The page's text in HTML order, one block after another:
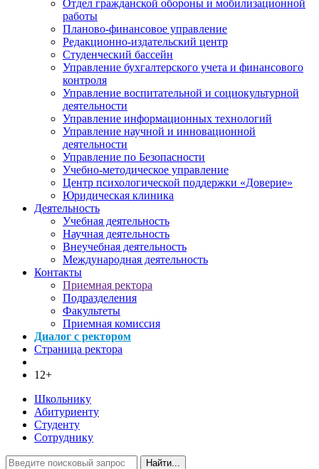
Отдел гражданской обороны и мобилизационной
работы
Планово-финансовое управление
Редакционно-издательский центр
Студенческий бассейн
Управление бухгалтерского учета и финансового
контроля
Управление воспитательной и социокультурной
деятельности
Управление информационных технологий
Управление научной и инновационной
деятельности
Управление по Безопасности
Учебно-методическое управление
Центр психологической поддержки «Доверие»
Юридическая клиника
Деятельность
Учебная деятельность
Научная деятельность
Внеучебная деятельность
Международная деятельность
Контакты
Приемная ректора
Подразделения
Факультеты
Приемная комиссия
Диалог с ректором
Страница ректора
12+
Школьнику
Абитуриенту
Студенту
Сотруднику
Найти...